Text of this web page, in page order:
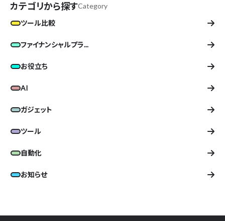
カテゴリから探すCategory
ツール比較
ファイナンシャルプラ...
お役立ち
AI
ガジェット
ツール
自動化
お知らせ